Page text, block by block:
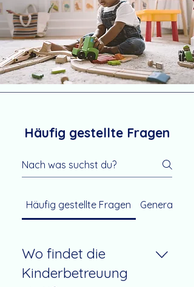
Häufig gestellte Fragen
Häufig gestellte Fragen General
Wo findet die
Kinderbetreuung